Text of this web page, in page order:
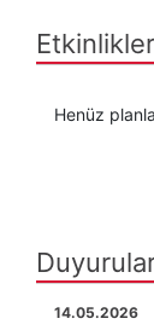
Etkinlikler
Henüz
14.05.2026